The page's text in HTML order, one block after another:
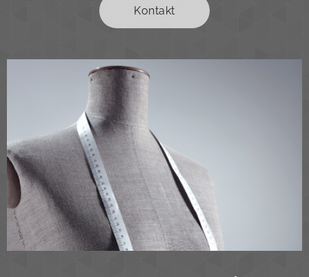
Kontakt